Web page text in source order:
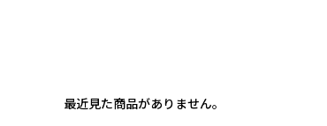
最近見た商品がありません。